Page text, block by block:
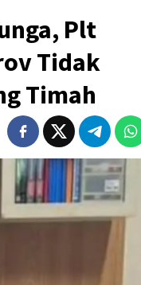
Plt
Tidak
Timah